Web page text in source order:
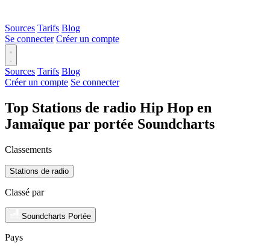
Sources Tarifs Blog
Se connecter Créer un compte
Sources Tarifs Blog
Créer un compte Se connecter
Top Stations de radio Hip Hop en
Jamaïque par portée Soundcharts
Classements
Stations de radio
Classé par
Soundcharts Portée
Pays